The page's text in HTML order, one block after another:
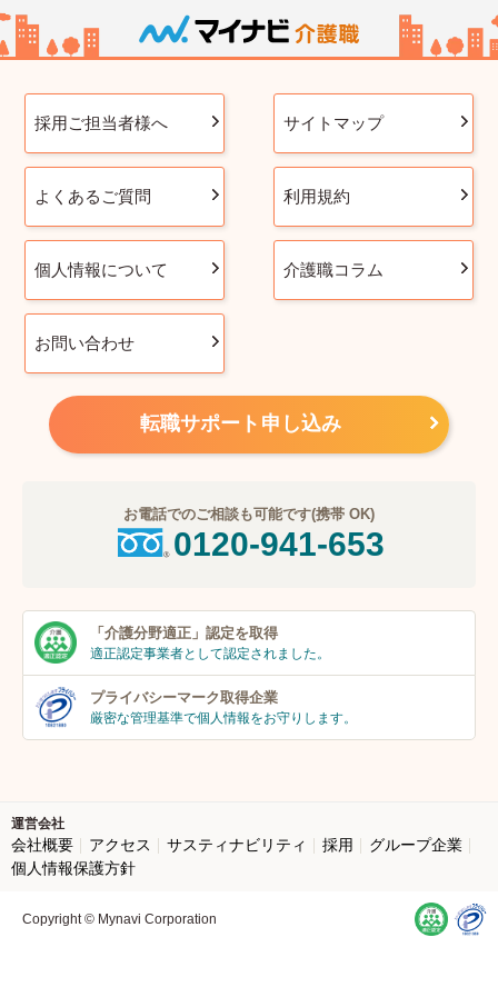
採用ご担当者様へ サイトマップ
よくあるご質問 利用規約
個人情報について 介護職コラム
お問い合わせ
転職サポート申し込み
お電話でのご相談も可能です(携帯 OK)
0120-941-653
「介護分野適正」 認定を取得
適正認定事業者として認定されました。
プライバシーマーク取得企業
厳密な管理基準で個人情報をお守りします。
運営会社
会社概要 アクセス サスティナビリティ 採用
グループ企業
個人情報保護方針
Copyright © Mynavi Corporation